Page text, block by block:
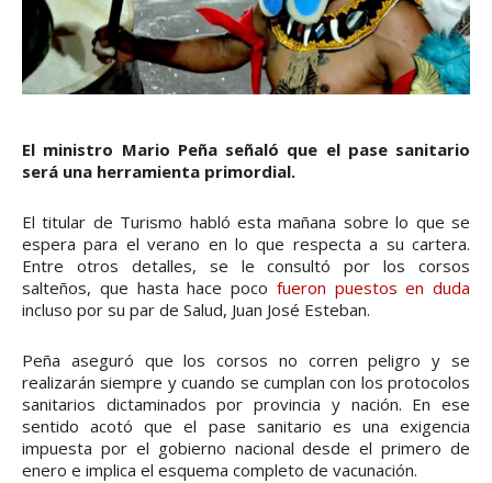
El ministro Mario Peña señaló que el pase sanitario
será una herramienta primordial.
El titular de Turismo habló esta mañana sobre lo que se
espera para el verano en lo que respecta a su cartera.
Entre otros detalles, se le consultó por los corsos
salteños, que hasta hace poco fueron puestos en duda
incluso por su par de Salud, Juan José Esteban.
Peña aseguró que los corsos no corren peligro y se
realizarán siempre y cuando se cumplan con los protocolos
sanitarios dictaminados por provincia y nación. En ese
sentido acotó que el pase sanitario es una exigencia
impuesta por el gobierno nacional desde el primero de
enero e implica el esquema completo de vacunación.